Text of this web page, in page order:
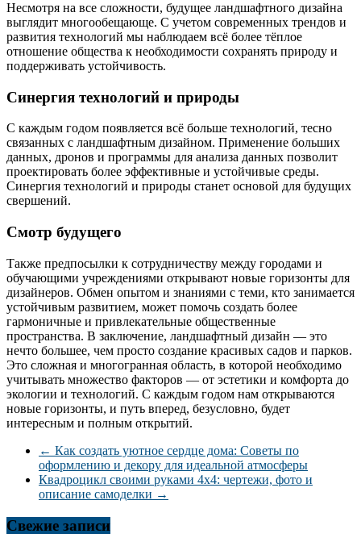
Несмотря на все сложности, будущее ландшафтного дизайна
выглядит многообещающе. С учетом современных трендов и
развития технологий мы наблюдаем всё более тёплое
отношение общества к необходимости сохранять природу и
поддерживать устойчивость.
Синергия технологий и природы
С каждым годом появляется всё больше технологий, тесно
связанных с ландшафтным дизайном. Применение больших
данных, дронов и программы для анализа данных позволит
проектировать более эффективные и устойчивые среды.
Синергия технологий и природы станет основой для будущих
свершений.
Смотр будущего
Также предпосылки к сотрудничеству между городами и
обучающими учреждениями открывают новые горизонты для
дизайнеров. Обмен опытом и знаниями с теми, кто занимается
устойчивым развитием, может помочь создать более
гармоничные и привлекательные общественные
пространства. В заключение, ландшафтный дизайн — это
нечто большее, чем просто создание красивых садов и парков.
Это сложная и многогранная область, в которой необходимо
учитывать множество факторов — от эстетики и комфорта до
экологии и технологий. С каждым годом нам открываются
новые горизонты, и путь вперед, безусловно, будет
интересным и полным открытий.
← Как создать уютное сердце дома: Советы по
оформлению и декору для идеальной атмосферы
Квадроцикл своими руками 4х4: чертежи, фото и
описание самоделки →
Свежие записи